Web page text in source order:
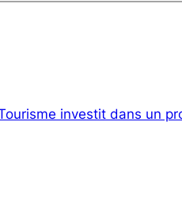
investit dans un